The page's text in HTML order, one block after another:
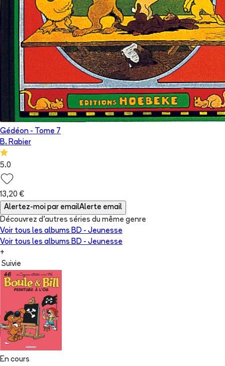
Gédéon - Tome 7
B. Rabier
5.0
13,20 €
Alertez-moi par emailAlerte email
Découvrez d'autres séries du même genre
Voir tous les albums BD - Jeunesse
Voir tous les albums BD - Jeunesse
+
Suivie
En cours